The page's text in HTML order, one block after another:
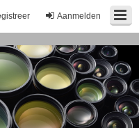
Aanmelden